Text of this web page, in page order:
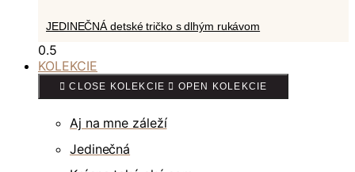
JEDINEČNÁ detské tričko s dlhým rukávom
KOLEKCIE
CLOSE KOLEKCIE OPEN KOLEKCIE
Aj na mne záleží
Jedinečná